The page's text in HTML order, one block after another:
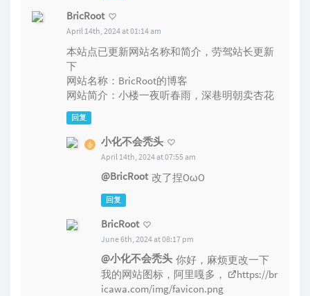
BricRoot
April 14th, 2024 at 01:14 am
本站点已更新网站名称和简介，劳驾站长更新
下
网站名称：BricRoot的博客
网站简介：小楼一夜听春雨，深巷明朝卖杏花
回复
小化不会秃头
April 14th, 2024 at 07:55 am
@BricRoot 改了捏OωO
回复
BricRoot
June 6th, 2024 at 08:17 pm
@小化不会秃头 你好，麻烦更改一下
我的网站图标，阿里嘎多，
https://br
icawa.com/img/favicon.png